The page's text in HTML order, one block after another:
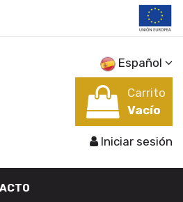
Español
Carrito
Vacío
Iniciar sesión